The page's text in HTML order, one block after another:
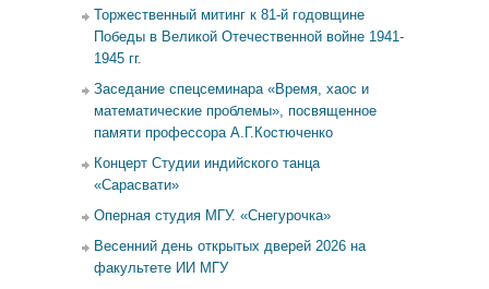
Торжественный митинг к 81-й годовщине
Победы в Великой Отечественной войне 1941-
1945 гг.
Заседание спецсеминара «Время, хаос и
математические проблемы», посвященное
памяти профессора А.Г.Костюченко
Концерт Студии индийского танца
«Сарасвати»
Оперная студия МГУ. «Снегурочка»
Весенний день открытых дверей 2026 на
факультете ИИ МГУ